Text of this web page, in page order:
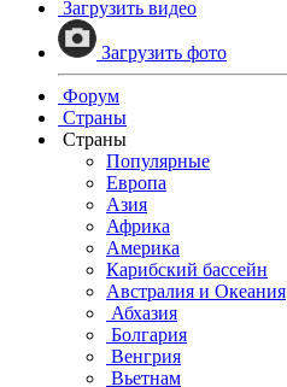
Загрузить видео
Загрузить фото
Форум
Страны
Страны
Популярные
Европа
Азия
Африка
Америка
Карибский бассейн
Австралия и Океания
Абхазия
Болгария
Венгрия
Вьетнам